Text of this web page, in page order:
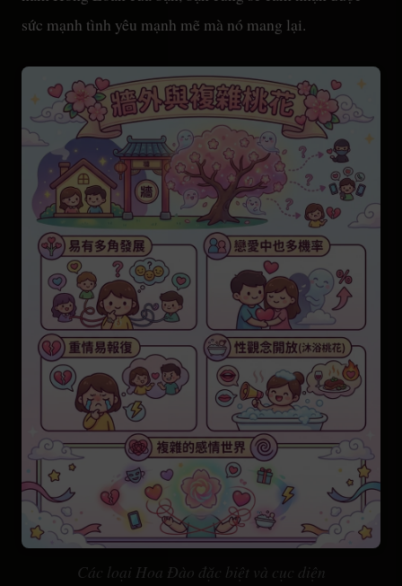
sức mạnh tình yêu mạnh mẽ mà nó mang lại.
Các loại Hoa Đào đặc biệt và cục diện